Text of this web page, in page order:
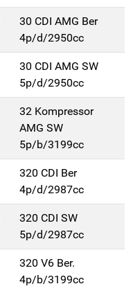
30 CDI AMG Ber
4p/d/2950cc
30 CDI AMG SW
5p/d/2950cc
32 Kompressor
AMG SW
5p/b/3199cc
320 CDI Ber
4p/d/2987cc
320 CDI SW
5p/d/2987cc
320 V6 Ber.
4p/b/3199cc